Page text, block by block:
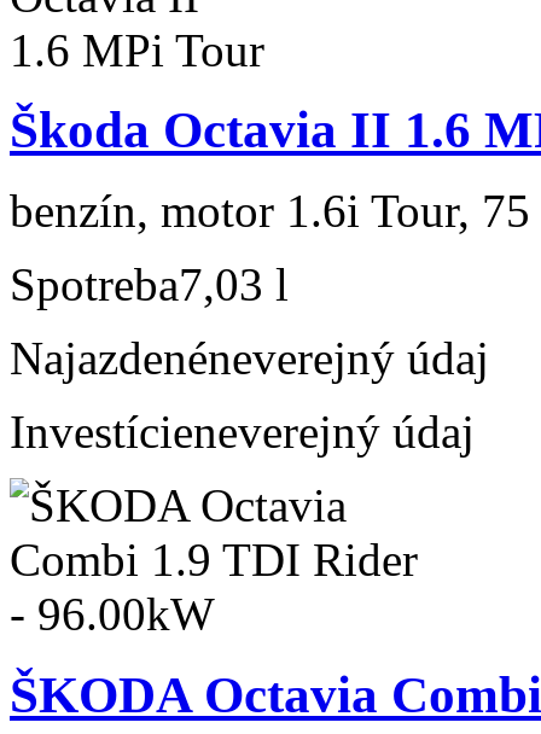
Škoda Octavia II 1.6
benzín, motor 1.6i Tour,
Spotreba7,03 l
Najazdenéneverejný údaj
Investícieneverejný údaj
ŠKODA Octavia